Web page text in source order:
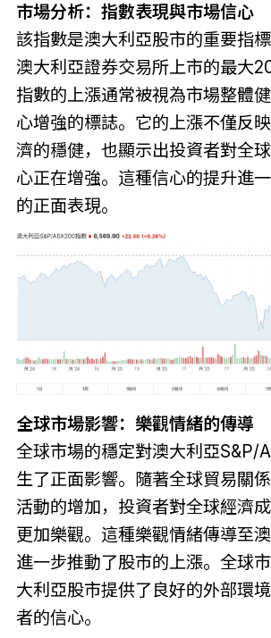
市場分析：指數表現與市場信心
該指數是澳大利亞股市的重要指
澳大利亞證券交易所上市的最大
指數的上漲通常被視為市場整體
心增強的標誌。它的上漲不僅反
濟的穩健，也顯示出投資者對全
心正在增強。這種信心的提升進
的正面表現。
全球市場影響：樂觀情緒的傳導
全球市場的穩定對澳大利亞S&P/
生了正面影響。隨著全球貿易關
活動的增加，投資者對全球經濟
更加樂觀。這種樂觀情緒傳導至澳
進一步推動了股市的上漲。全球
大利亞股市提供了良好的外部環
者的信心。